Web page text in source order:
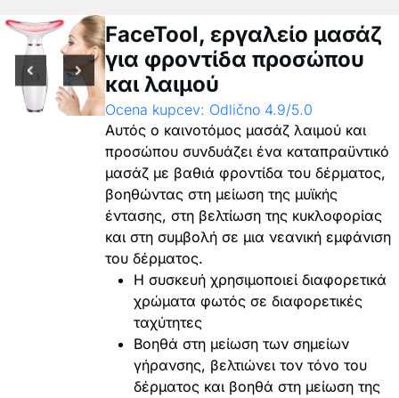
FaceTool, εργαλείο μασάζ
για φροντίδα προσώπου
και λαιμού
Ocena kupcev: Odlično 4.9/5.0
Αυτός ο καινοτόμος μασάζ λαιμού και
προσώπου συνδυάζει ένα καταπραϋντικό
μασάζ με βαθιά φροντίδα του δέρματος,
βοηθώντας στη μείωση της μυϊκής
έντασης, στη βελτίωση της κυκλοφορίας
και στη συμβολή σε μια νεανική εμφάνιση
του δέρματος.
Η συσκευή χρησιμοποιεί διαφορετικά
χρώματα φωτός σε διαφορετικές
ταχύτητες
Βοηθά στη μείωση των σημείων
γήρανσης, βελτιώνει τον τόνο του
δέρματος και βοηθά στη μείωση της